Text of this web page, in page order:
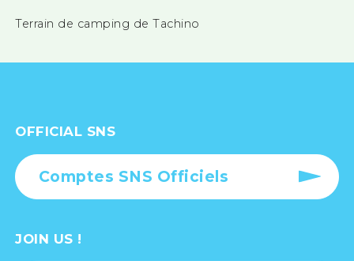
Terrain de camping de Tachino
OFFICIAL SNS
Comptes SNS Officiels
JOIN US !